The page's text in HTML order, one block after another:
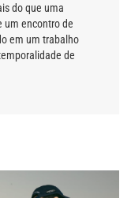
do que uma
um encontro de
em um trabalho
de